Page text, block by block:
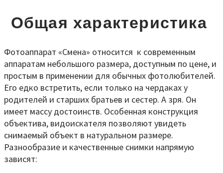
Общая характеристика
Фотоаппарат «Смена» относится к современным
аппаратам небольшого размера, доступным по цене, и
простым в применении для обычных фотолюбителей.
Его едко встретить, если только на чердаках у
родителей и старших братьев и сестер. А зря. Он
имеет массу достоинств. Особенная конструкция
объектива, видоискателя позволяют увидеть
снимаемый объект в натуральном размере.
Разнообразие и качественные снимки напрямую
зависят: